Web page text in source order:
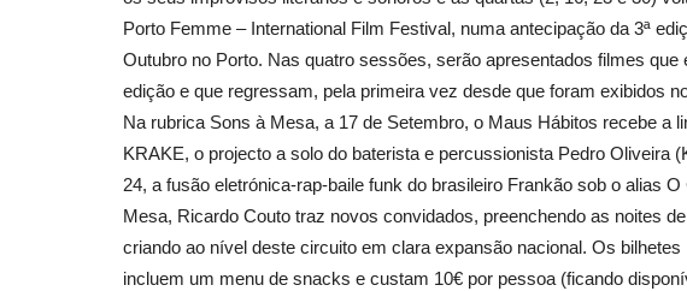
Porto Femme – International Film Festival, numa antecipação da 3ª
Outubro no Porto. Nas quatro sessões, serão apresentados filmes
edição e que regressam, pela primeira vez desde que foram exibidos
Na rubrica Sons à Mesa, a 17 de Setembro, o Maus Hábitos recebe a
KRAKE, o projecto a solo do baterista e percussionista Pedro Oliveira
24, a fusão eletrónica-rap-baile funk do brasileiro Frankão sob o alias
Mesa, Ricardo Couto traz novos convidados, preenchendo as noites
criando ao nível deste circuito em clara expansão nacional. Os
incluem um menu de snacks e custam 10€ por pessoa (ficando